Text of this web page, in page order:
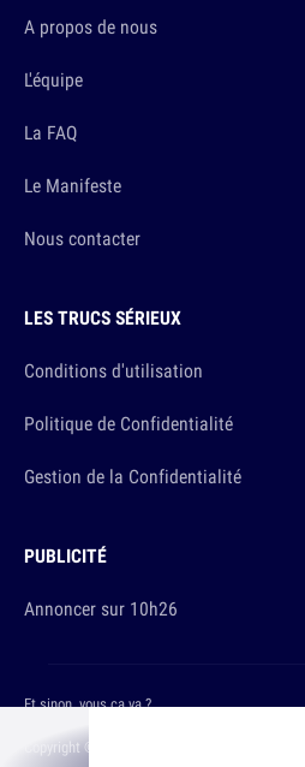
A propos de nous
L'équipe
La FAQ
Le Manifeste
Nous contacter
LES TRUCS SÉRIEUX
Conditions d'utilisation
Politique de Confidentialité
Gestion de la Confidentialité
PUBLICITÉ
Annoncer sur 10h26
Copyright © 2026 The Original Publishing Studio
Et sinon, vous ça va ?